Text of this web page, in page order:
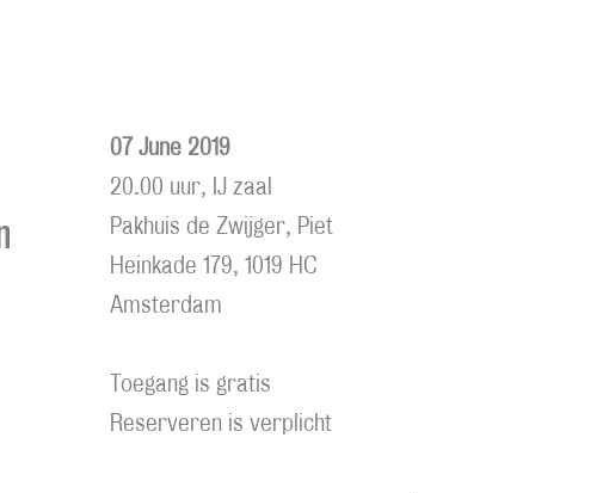
07 June 2019
20.00 uur, IJ zaal
Pakhuis de Zwijger, Piet
Heinkade 179, 1019 HC
Amsterdam
Toegang is gratis
Reserveren is verplicht